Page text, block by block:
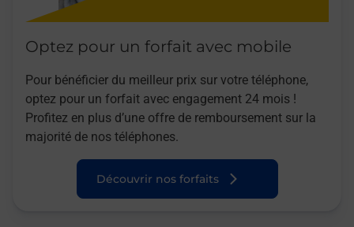
Optez pour un forfait avec mobile
Pour bénéficier du meilleur prix sur votre téléphone,
optez pour un forfait avec engagement 24 mois !
Profitez en plus d’une offre de remboursement sur la
majorité de nos téléphones.
Découvrir nos forfaits